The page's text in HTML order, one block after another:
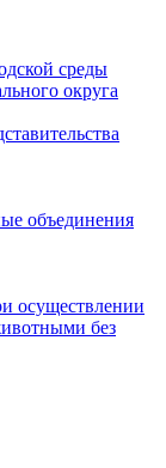
среды
округа
объединения
осуществлении
без